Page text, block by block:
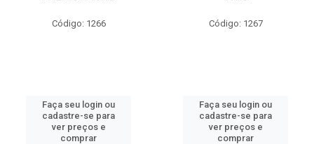
Código: 1266
Faça seu login ou
cadastre-se para
ver preços e
comprar
Código: 1267
Faça seu login ou
cadastre-se para
ver preços e
comprar